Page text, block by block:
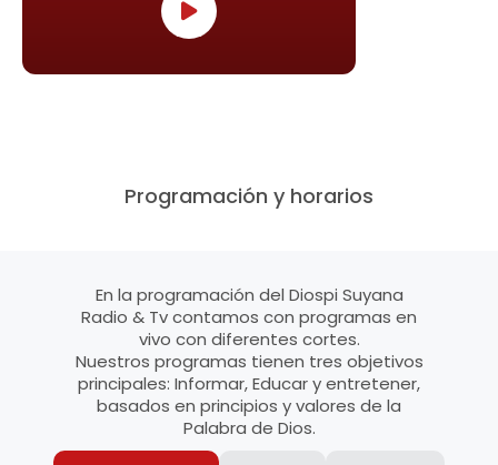
Programación y horarios
En la programación del Diospi Suyana
Radio & Tv contamos con programas en
vivo con diferentes cortes.
Nuestros programas tienen tres objetivos
principales: Informar, Educar y entretener,
basados en principios y valores de la
Palabra de Dios.